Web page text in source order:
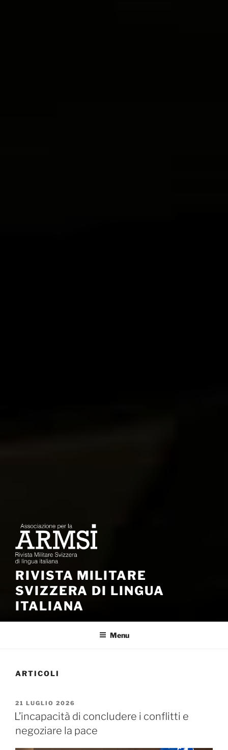
RIVISTA MILITARE
SVIZZERA DI LINGUA
ITALIANA
Menu
ARTICOLI
PUBBLICATO
IL
21 LUGLIO 2026
L’incapacità di concludere i conflitti e
negoziare la pace